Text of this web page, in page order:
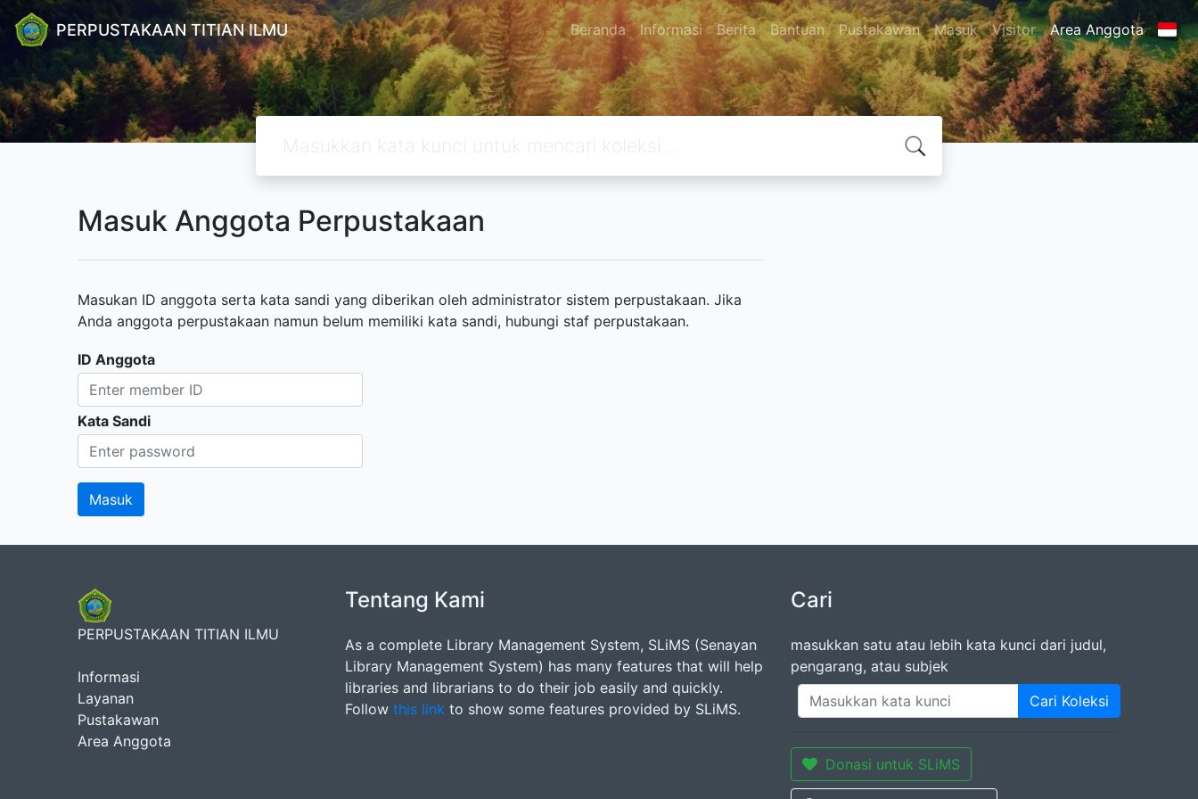
PERPUSTAKAAN TITIAN ILMU Beranda Informasi Berita Bantuan Pustakawan Masuk Visitor Area Anggota
Masuk Anggota Perpustakaan
Masukan ID anggota serta kata sandi yang diberikan oleh administrator sistem perpustakaan. Jika
Anda anggota perpustakaan namun belum memiliki kata sandi, hubungi staf perpustakaan.
ID Anggota
Kata Sandi
PERPUSTAKAAN TITIAN ILMU
Informasi
Layanan
Pustakawan
Area Anggota
Tentang Kami
As a complete Library Management System, SLiMS (Senayan
Library Management System) has many features that will help
libraries and librarians to do their job easily and quickly.
Follow this link to show some features provided by SLiMS.
Cari
masukkan satu atau lebih kata kunci dari judul,
pengarang, atau subjek
Cari Koleksi
Donasi untuk SLiMS